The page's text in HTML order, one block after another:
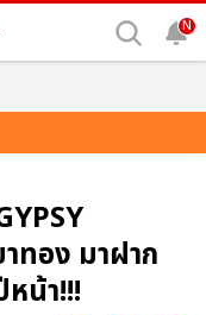
N
ทอง มาฝาก
น้า!!!